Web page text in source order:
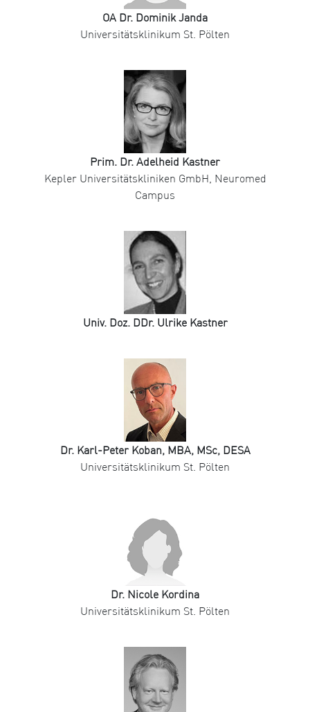
OA Dr. Dominik Janda
Universitätsklinikum St. Pölten
Prim. Dr. Adelheid Kastner
Kepler Universitätskliniken GmbH, Neuromed
Campus
Univ. Doz. DDr. Ulrike Kastner
Dr. Karl-Peter Koban, MBA, MSc, DESA
Universitätsklinikum St. Pölten
Dr. Nicole Kordina
Universitätsklinikum St. Pölten